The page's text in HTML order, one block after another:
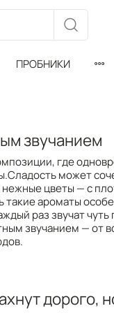
ПРОБНИКИ
звучанием
где
может
цветы — с
такие ароматы
раз звучат
звучанием — от
дорого,